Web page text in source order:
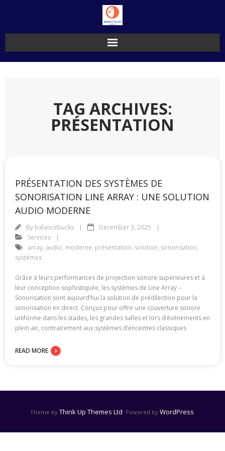
TAG ARCHIVES:
PRÉSENTATION
PRÉSENTATION DES SYSTÈMES DE
SONORISATION LINE ARRAY : UNE SOLUTION
AUDIO MODERNE
By balancebucks
December 3, 2025
Services
array, audio, moderne, présentation, solution, sonorisation,
systèmes
Grâce à leurs performances de projection sonore supérieures et à
leur conception sophistiquée, les systèmes de Line Array –
Sonorisation sont aujourd’hui la solution de prédilection pour la
sonorisation en direct. Conçus pour offrir une couverture sonore
uniforme dans les stades, les grandes salles et lors d’événements en
plein air, contrairement aux systèmes d’enceintes classiques
READ MORE
Theme by Think Up Themes Ltd . Powered by WordPress